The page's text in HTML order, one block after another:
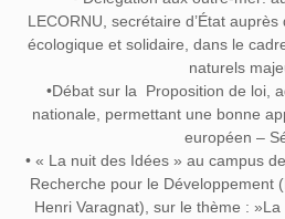
LECORNU, secrétaire d’État
écologique et solidaire, dans le
naturels
•Débat sur la Proposition de loi,
nationale, permettant une bonne
européen –
• « La nuit des Idées » au campus
Recherche pour le Développement
Henri Varagnat), sur le thème :